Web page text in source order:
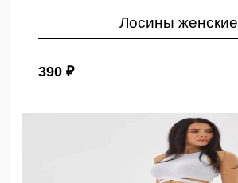
Лосины женские
390 ₽